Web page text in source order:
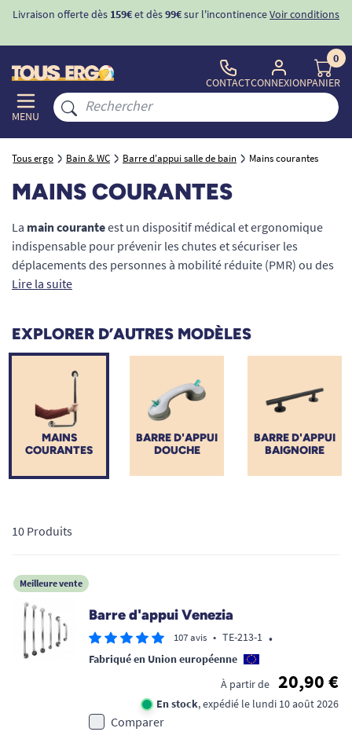
Livraison offerte dès 159€et dès99€sur l'incontinenceVoir conditions
MENU
CONTACTCONNEXION
0
PANIER
Tous ergo Bain & WC Barre d'appui salle de bain Mains courantes
MAINS COURANTES
La main couranteest un dispositif médical et ergonomique
indispensable pour prévenir les chutes et sécuriser les
déplacements des personnes à mobilité réduite (PMR) ou des
seniors. Qu'elle soit installée dans un couloir, un escalier ou
l'utilisateur et stimule son autonomie à domicile comme en
ERP (Établissement Recevant du Public). Découvrez notre
sélection de mains courantes modulables, en kit ou sur-
mesure, conçues pour une préhension optimale et une
fixation ultra-sécurisée.
Lire la suite
EXPLORER D’AUTRES MODÈLES
BARRE D'APPUI
DOUCHE
BARRE D'APPUI
BAIGNOIRE
MAINS
COURANTES
10 Produits
Meilleure vente
Barre d'appui Venezia
107 avis • TE-213-1 •
Fabriqué en Union européenne
À partir de
20,90 €
En stock, expédié le lundi 10 août 2026
Comparer